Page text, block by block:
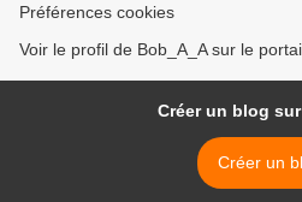
Préférences cookies
Voir le profil de Bob_A_A sur le
Créer un blog
Créer un